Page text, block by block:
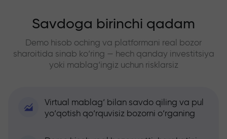
Savdoga birinchi qadam
Demo hisob oching va platformani real bozor
sharoitida sinab ko‘ring — hech qanday investitsiya
yoki mablag‘ingiz uchun risklarsiz
Virtual mablag‘ bilan savdo qiling va pul
yo‘qotish qo‘rquvisiz bozorni o‘rganing